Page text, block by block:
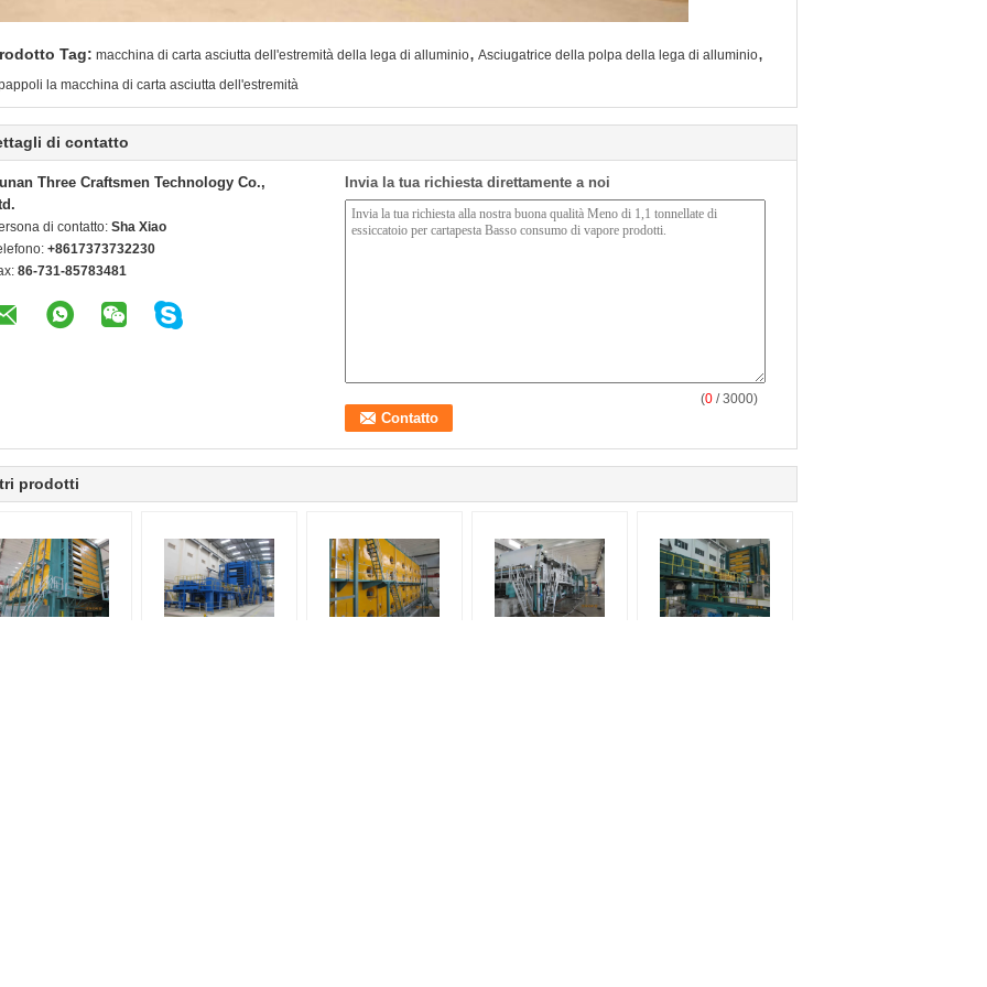
Tag: macchina di carta asciutta dell'estremità della lega di alluminio, Asciugatrice della polpa della lega di alluminio,
la macchina di carta asciutta dell'estremità
di contatto
Three Craftsmen Technology Co.,
di contatto: Sha Xiao
+8617373732230
86-731-85783481
Invia la tua richiesta direttamente a noi
(0 / 3000)
prodotti